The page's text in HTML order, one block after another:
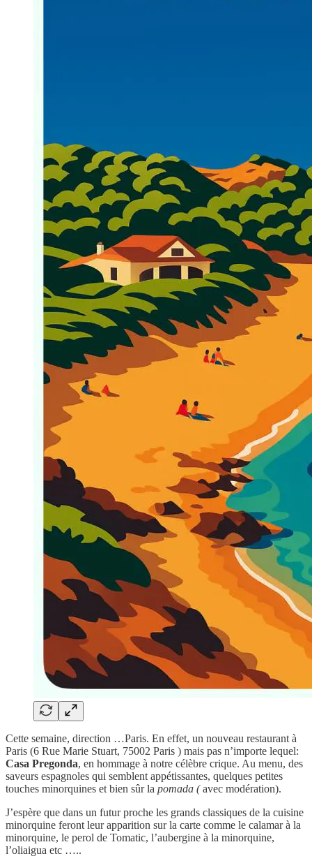
Cette semaine, direction …Paris. En effet, un nouveau restaurant à
Paris (6 Rue Marie Stuart, 75002 Paris ) mais pas n’importe lequel:
Casa Pregonda, en hommage à notre célèbre crique. Au menu, des
saveurs espagnoles qui semblent appétissantes, quelques petites
touches minorquines et bien sûr la pomada (avec modération).
J’espère que dans un futur proche les grands classiques de la cuisine
minorquine feront leur apparition sur la carte comme le calamar à la
minorquine, le perol de Tomatic, l’aubergine à la minorquine,
l’oliaigua etc …..